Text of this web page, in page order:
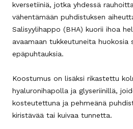
kversetiiniä, jotka yhdessä
vähentämään puhdistuksen
Salisyylihappo (BHA) kuorii ihoa
avaamaan tukkeutuneita huokosia
epäpuhtauksia.
Koostumus on lisäksi rikastettu
hyaluronihapolla ja glyseriinillä,
kosteutettuna ja pehmeänä
kiristävää tai kuivaa tunnetta.